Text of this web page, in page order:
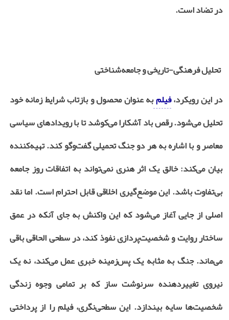
در تضاد است.
تحلیل فرهنگی-تاریخی و جامعه‌شناختی
در این رویکرد،فیلمبه عنوان محصول و بازتاب شرایط زمانه خود
تحلیل می‌شود. رقص باد آشکارا می‌کوشد تا با رویدادهای سیاسی
معاصر و با اشاره به هر دو جنگ تحمیلی گفت‌وگو کند. تهیه‌کننده
بیان می‌کند: خالق یک اثر هنری نمی‌تواند به اتفاقات روز جامعه
بی‌تفاوت باشد. این موضع‌گیری اخلاقی قابل احترام است. اما نقد
اصلی از جایی آغاز می‌شود که این واکنش به جای آنکه در عمق
ساختار روایت و شخصیت‌پردازی نفوذ کند، در سطحی الحاقی باقی
می‌ماند. جنگ به مثابه یک پس‌زمینه خبری عمل می‌کند، نه یک
نیروی تغییردهنده سرنوشت ساز که بر تمامی وجوه زندگی
شخصیت‌ها سایه بیندازد. این سطحی‌نگری، فیلم را از پرداختی